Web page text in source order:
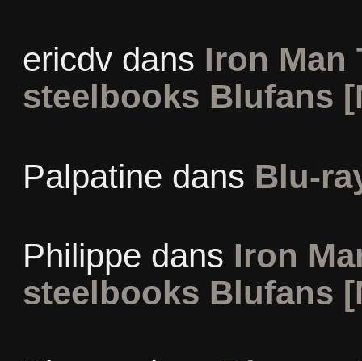
ericdvdans Iron Man
steelbooks Blufans
Palpatine dans Blu-
Philippe dans Iron
steelbooks Blufans